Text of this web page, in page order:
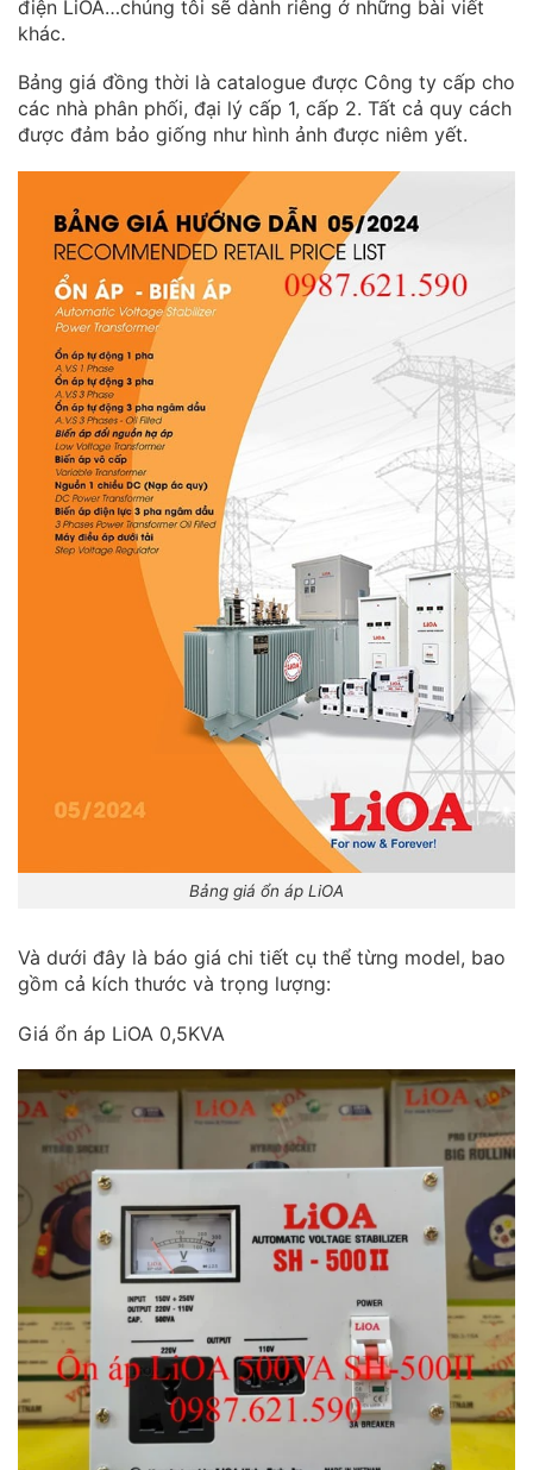
điện LiOA…chúng tôi sẽ dành riêng ở những bài viết
khác.
Bảng giá đồng thời là catalogue được Công ty cấp cho
các nhà phân phối, đại lý cấp 1, cấp 2. Tất cả quy cách
được đảm bảo giống như hình ảnh được niêm yết.
Bảng giá ổn áp LiOA
Và dưới đây là báo giá chi tiết cụ thể từng model, bao
gồm cả kích thước và trọng lượng:
Giá ổn áp LiOA 0,5KVA